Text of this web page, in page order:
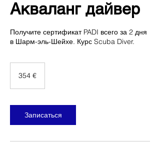
Акваланг дайвер
Получите сертификат PADI всего за 2 дня
в Шарм-эль-Шейхе. Курс Scuba Diver.
354 €
Записаться